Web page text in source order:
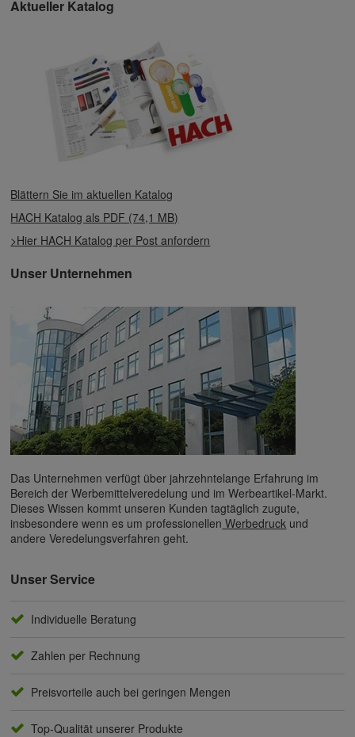
Aktueller Katalog
Blättern Sie im aktuellen Katalog
HACH Katalog als PDF (74,1 MB)
>Hier HACH Katalog per Post anfordern
Unser Unternehmen
Das Unternehmen verfügt über jahrzehntelange Erfahrung im
Bereich der Werbemittelveredelung und im Werbeartikel-Markt.
Dieses Wissen kommt unseren Kunden tagtäglich zugute,
insbesondere wenn es um professionellen Werbedruck und
andere Veredelungsverfahren geht.
Unser Service
Individuelle Beratung
Zahlen per Rechnung
Preisvorteile auch bei geringen Mengen
Top-Qualität unserer Produkte